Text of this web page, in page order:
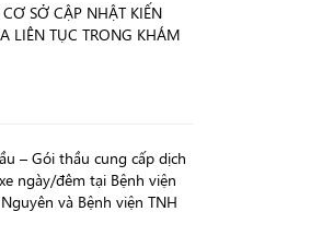
SỞ CẬP NHẬT KIẾN
LIÊN TỤC TRONG KHÁM
– Gói thầu cung cấp dịch
ngày/đêm tại Bệnh viện
và Bệnh viện TNH